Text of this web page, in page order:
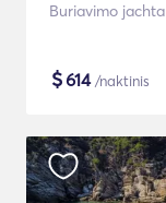
Buriavimo jachta
$614/naktinis